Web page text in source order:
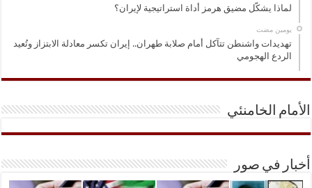
لماذا يشكّل مضيق هرمز أداة استراتيجية لإيران؟
‏يومين مضت
تهديدات واشنطن تتآكل أمام صلابة طهران.. إيران تكسر معادلة الابتزاز وتُعيد
الردع الهجومي
الأمام الخامنئي
أخبار في صور